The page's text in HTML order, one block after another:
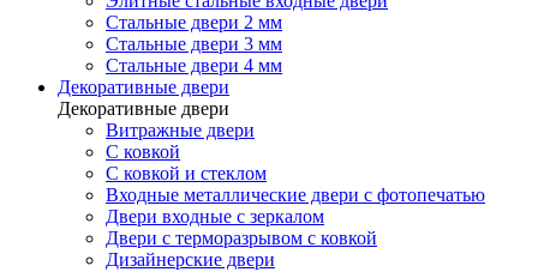
Стальные двери 2 мм
Стальные двери 3 мм
Стальные двери 4 мм
Декоративные двери
Декоративные двери
Витражные двери
С ковкой
С ковкой и стеклом
Входные металлические двери с фотопечатью
Двери входные с зеркалом
Двери с терморазрывом с ковкой
Дизайнерские двери